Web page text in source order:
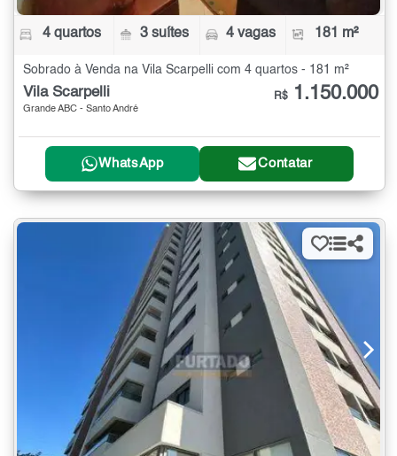
4 quartos 3 suítes 4 vagas 181 m²
Sobrado à Venda na Vila Scarpelli com 4 quartos - 181 m²
Vila Scarpelli
Grande ABC - Santo André
R$ 1.150.000
WhatsApp Contatar